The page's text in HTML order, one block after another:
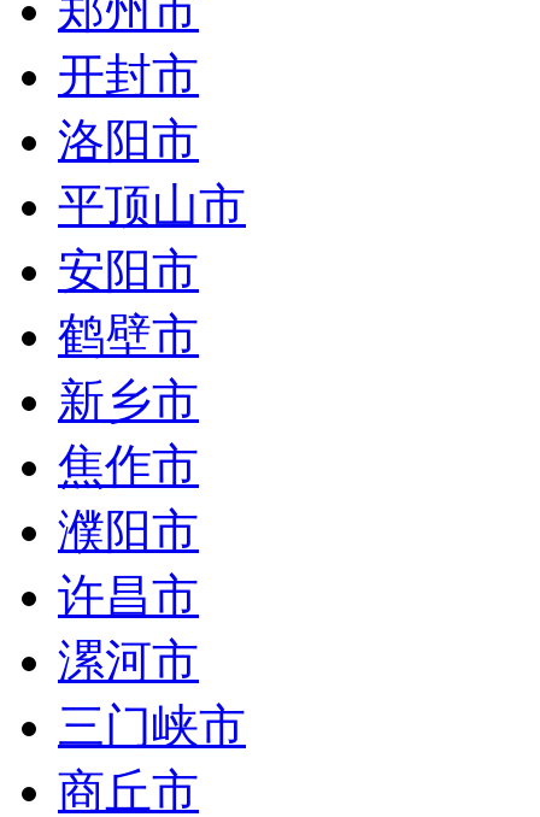
开封市
洛阳市
平顶山市
安阳市
鹤壁市
新乡市
焦作市
濮阳市
许昌市
漯河市
三门峡市
商丘市